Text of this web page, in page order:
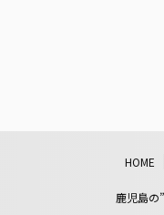
HOME
鹿児島の